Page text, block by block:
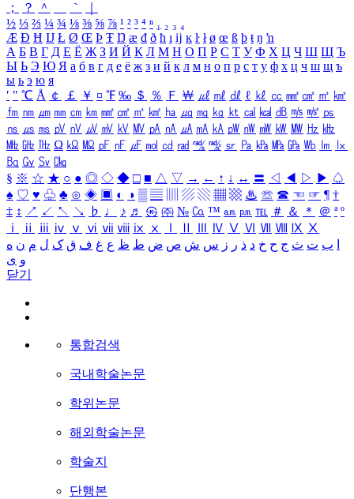
；
？ ＾ ｀
½ ⅓ ⅔ ¼ ¾ ⅛ ⅜ ⅝ ⅞ ¹ ² ³ ⁴ ⁿ ₁ ₂ ₃ ₄
Æ Ð Ħ Ĳ Ł Ø Œ Þ Ŧ Ŋ æ đ ð ħ ı ĳ ĸ ŀ ł ø œ ß þ ŧ ŋ ŉ
А Б В Г Д Е Ё Ж З И Й К Л М Н О П Р С Т У Ф Х Ц Ч Ш Щ Ъ
Ы Ь Э Ю Я а б в г д е ё ж з и й к л м н о п р с т у ф х ц ч ш щ ъ
ы ь э ю я
′ ″ ℃ Å ￠ ￡ ￥ ¤ ℉ ‰ ＄ ％ Ｆ ￦ ㎕ ㎖ ㎗ ℓ ㎘ ㏄ ㎣ ㎤ ㎥ ㎦
㎙ ㎚ ㎛ ㎜ ㎝ ㎞ ㎟ ㎠ ㎡ ㎢ ㏊ ㎍ ㎎ ㎏ ㏏ ㎈ ㎉ ㏈ ㎧ ㎨ ㎰
㎱ ㎲ ㎳ ㎴ ㎵ ㎶ ㎷ ㎸ ㎹ ㎀ ㎁ ㎂ ㎃ ㎄ ㎺ ㎻ ㎽ ㎾ ㎿ ㎐ ㎑
㎒ ㎓ ㎔ Ω ㏀ ㏁ ㎊ ㎋ ㎌ ㏖ ㏅ ㎭ ㎮ ㎯ ㏛ ㎩ ㎪ ㎫ ㎬ ㏝ ㏐
㏓
㏃ ㏉ ㏜ ㏆
§ ※ ☆ ★ ○ ● ◎ ◇ ◆ □ ■ △ ▽ → ← ↑ ↓ ↔ 〓 ◁ ◀ ▷ ▶ ♤
♠ ♡ ♥ ♧ ♣ ⊙ ◈ ▣ ◐ ◑ ▒ ▤ ▨ ▧ ▦ ▩ ♨ ☏ ☎ ☜ ☞ ¶ †
‡ ↕ ↗ ↙ ↖ ↘ ♭ ♩ ♪ ♬ ㉿ ㈜ № ㏇ ™ ㏂ ㏘ ℡ ＃ ＆ ＊ ＠ ª º
ⅰ
ⅱ ⅲ ⅳ ⅴ ⅵ ⅶ ⅷ ⅸ ⅹ Ⅳ Ⅴ Ⅵ Ⅶ Ⅷ Ⅸ Ⅹ
ب ت ث ج ح خ د ذ ر ز س ش ص ض ط ظ ع غ ف ق ک ل م ن ه
و ی
닫기
통합검색
국내학술논문
학위논문
해외학술논문
학술지
단행본